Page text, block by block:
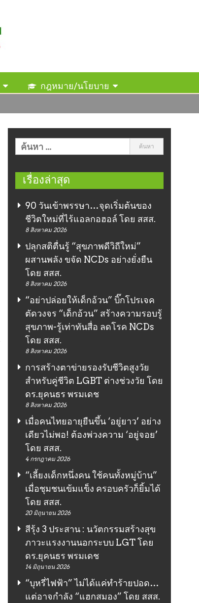
กฎหมาย/นโยบาย
เรื่องล่าสุด
90 วันเข้าพรรษา…จุดเริ่มต้นของ
ชีวิตใหม่ที่ไร้แอลกอฮอล์ โดย สสส.
8 สิงหาคม 2026
ปลุกสติตื่นรู้ “สุขภาพดีวิถีใหม่”
ผสานพลัง ขจัด NCDs อย่างยั่งยืน
โดย สสส.
8 สิงหาคม 2026
“อย่าปล่อยให้เด็กอ้วน” บิ๊กโปรเจค
ตัดวงจร “เด็กอ้วน” สร้างความรอบรู้
สุขภาพ-รู้เท่าทันสื่อ ลดโรค NCDs
โดย สสส.
8 สิงหาคม 2026
การสร้างตาข่ายรองรับชีวิตสูงวัย
สำหรับคู่ชีวิต LGBT ต่างช่วงวัย โดย
ดร.ยุคนธร พรมเดช
8 สิงหาคม 2026
เมื่อคนไทยอายุยืนขึ้น ‘อยู่ยาว’ อย่าง
เดียวไม่พอ! ต้องพ่วงความ ‘อยู่จอย’
โดย สสส.
4 กรกฎาคม 2026
“เลี้ยงเด็กหนึ่งคน ใช้คนทั้งหมู่บ้าน”
เมื่อชุมชนเข้มแข็ง ครอบครัวก็ยิ้มได้
โดย สสส.
20 มิถุนายน 2026
สีรุ้ง 3 ประสาน : นวัตกรรมสร้างสุข
ภาวะแรงงานนอกระบบ LGT โดย
ดร.ยุคนธร พรมเดช
14 มิถุนายน 2026
“บุหรี่ไฟฟ้า” ไม่ได้แค่ทำร้ายปอด…
แต่อาจกำลัง “แฮกสมอง” โดย สสส.